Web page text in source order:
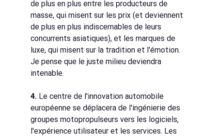
de plus en plus entre les producteurs de
masse, qui misent sur les prix (et deviennent
de plus en plus indiscernables de leurs
concurrents asiatiques), et les marques de
luxe, qui misent sur la tradition et l'émotion.
Je pense que le juste milieu deviendra
intenable.
4. Le centre de l'innovation automobile
européenne se déplacera de l'ingénierie des
groupes motopropulseurs vers les logiciels,
l'expérience utilisateur et les services. Les